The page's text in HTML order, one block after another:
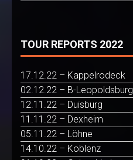
TOUR REPORTS 2022
17.12.22 – Kappelrodeck
02.12.22 – B-Leopoldsburg
12.11.22 – Duisburg
11.11.22 – Dexheim
05.11.22 – Löhne
14.10.22 – Koblenz